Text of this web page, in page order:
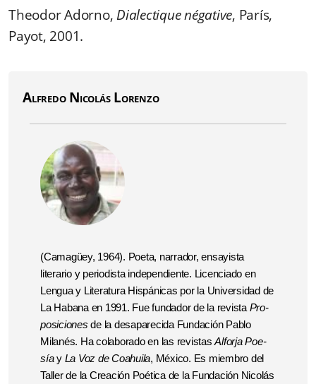
Theodor Adorno, Dialectique négative, París,
Payot, 2001.
Alfredo Nicolás Lorenzo
(Cama­güey, 1964). Poeta, narrador, ensayista
literario y perio­dista independiente. Licenciado en
Lengua y Lite­ra­tura His­pá­nicas por la Universi­dad de
La Ha­bana en 1991. Fue fundador de la revista Pro­
posiciones de la desapa­recida Fundación Pablo
Milanés. Ha colabo­rado en las revis­tasAlforja Poe­
síay La Voz de Coahuila, México. Es miembro del
Ta­ller de la Crea­ción Poética de la Fundación Nicolás